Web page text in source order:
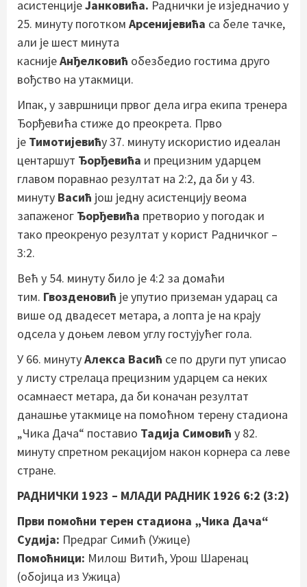
асистенцијеЈанковића. Раднички је изједначио у
25. минуту поготком Арсенијевића са беле тачке,
али је шест минута
каснијеАнђелковић обезбедио гостима друго
вођство на утакмици.
Ипак, у завршници првог дела игра екипа тренера
Ђорђевића стиже до преокрета. Прво
је Тимотијевићу 37. минуту искористио идеалан
центаршут Ђорђевића и прецизним ударцем
главом поравнао резултат на 2:2, да би у 43.
минуту Васић још једну асистенцију веома
запаженог Ђорђевића претворио у погодак и
тако преокренуо резултат у корист Радничког –
3:2.
Већ у 54. минуту било је 4:2 за домаћи
тим. Гвозденовић је упутио приземан ударац са
више од двадесет метара, а лопта је на крају
одсела у доњем левом углу гостујућег гола.
У 66. минутуАлекса Васић се по други пут уписао
у листу стрелаца прецизним ударцем са неких
осамнаест метара, да би коначан резултат
данашње утакмице на помоћном терену стадиона
„Чика Дача“ поставио Тадија Симовић у 82.
минуту спретном рекацијом након корнера са леве
стране.
РАДНИЧКИ 1923 – МЛАДИ РАДНИК 1926 6:2 (3:2)
Први помоћни терен стадиона „Чика Дача“
Судија: Предраг Симић (Ужице)
Помоћници: Милош Витић, Урош Шаренац
(обојица из Ужица)